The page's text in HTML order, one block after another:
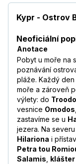
Kypr - Ostrov
Neoficiální
Anotace
Pobyt u moře na
poznávání
pláže. Každý
moře a zároveň
výlety: do
vesnice Omodos
zastavíme se u
jezera. Na
Hilariona i přístav
Petra tou
Salamis klášter